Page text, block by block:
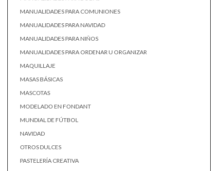
MANUALIDADES PARA COMUNIONES
MANUALIDADES PARA NAVIDAD
MANUALIDADES PARA NIÑOS
MANUALIDADES PARA ORDENAR U ORGANIZAR
MAQUILLAJE
MASAS BÁSICAS
MASCOTAS
MODELADO EN FONDANT
MUNDIAL DE FÚTBOL
NAVIDAD
OTROS DULCES
PASTELERÍA CREATIVA